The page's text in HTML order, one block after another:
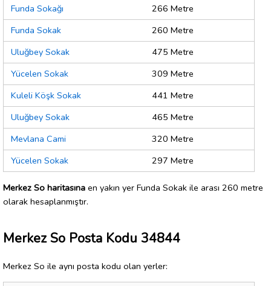
Funda Sokağı
266 Metre
Funda Sokak
260 Metre
Uluğbey Sokak
475 Metre
Yücelen Sokak
309 Metre
Kuleli Köşk Sokak
441 Metre
Uluğbey Sokak
465 Metre
Mevlana Cami
320 Metre
Yücelen Sokak
297 Metre
Merkez So haritasına en yakın yer Funda Sokak ile arası 260 metre
olarak hesaplanmıştır.
Merkez So Posta Kodu 34844
Merkez So ile aynı posta kodu olan yerler: